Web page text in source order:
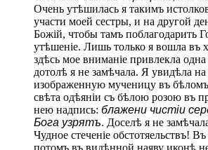
Очень утѣшилась я такимъ
участи моей сестры, и на другой
Божій, чтобы тамъ поблагодарить
утѣшеніе. Лишь только я вошла въ
здѣсь мое вниманіе привлекла
дотолѣ я не замѣчала. Я увидѣла
изображенную мученицу въ
свѣта одѣяніи съ бѣлою розою въ
нею надпись: блажени чистіи
Бога узрятъ. Доселѣ я не
Чудное стеченіе обстотяельствъ!
потомъ въ видѣнной наяву иконѣ